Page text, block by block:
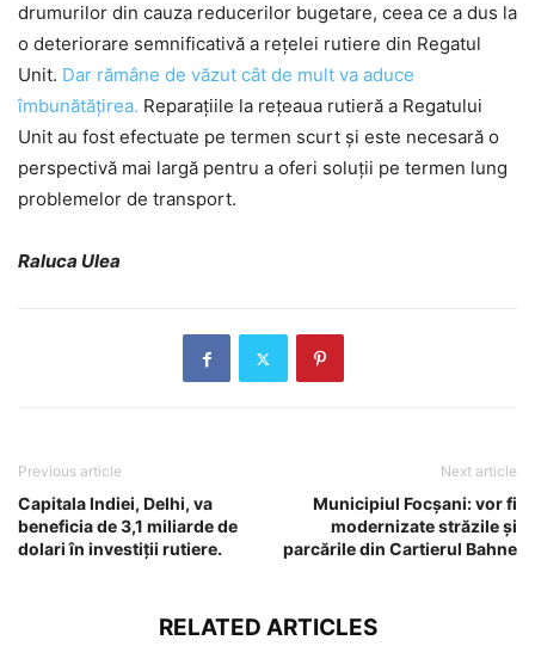
drumurilor din cauza reducerilor bugetare, ceea ce a dus la
o deteriorare semnificativă a rețelei rutiere din Regatul
Unit. Dar rămâne de văzut cât de mult va aduce
îmbunătățirea. Reparațiile la rețeaua rutieră a Regatului
Unit au fost efectuate pe termen scurt și este necesară o
perspectivă mai largă pentru a oferi soluții pe termen lung
problemelor de transport.
Raluca Ulea
Previous article
Capitala Indiei, Delhi, va
beneficia de 3,1 miliarde de
dolari în investiții rutiere.
Next article
Municipiul Focșani: vor fi
modernizate străzile și
parcările din Cartierul Bahne
RELATED ARTICLES